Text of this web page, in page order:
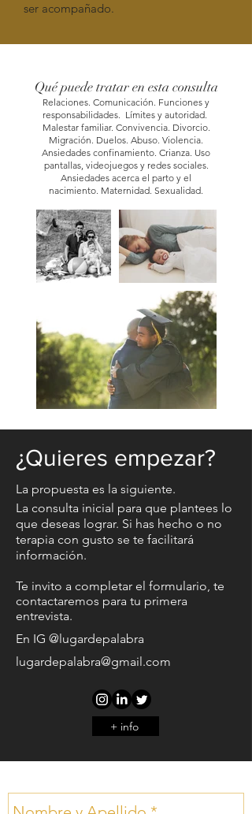
ser acompañado.
Qué puede tratar en esta consulta
Relaciones. Comunicación. Funciones y
responsabilidades. Límites y autoridad.
Malestar familiar. Convivencia. Divorcio.
Migración. Duelos. Abuso. Violencia.
Ansiedades confinamiento. Crianza. Uso
pantallas, videojuegos y redes sociales.
Ansiedades acerca el parto y el
nacimiento. Maternidad. Sexualidad.
¿Quieres empezar?
La propuesta es la siguiente.
La consulta inicial para que plantees lo
que deseas lograr. Si has hecho o no
terapia con gusto se te facilitará
información.
Te invito a completar el formulario, te
contactaremos para tu primera
entrevista.
En IG @lugardepalabra
lugardepalabra@gmail.com
+ info